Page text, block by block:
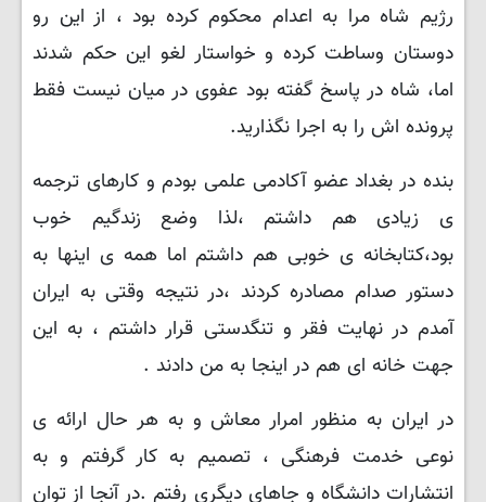
رژیم شاه مرا به اعدام محکوم کرده بود ، از این رو
دوستان وساطت کرده و خواستار لغو این حکم شدند
اما، شاه در پاسخ گفته بود عفوی در میان نیست فقط
پرونده اش را به اجرا نگذارید.
بنده در بغداد عضو آکادمی علمی بودم و کارهای ترجمه
ی زیادی هم داشتم ،لذا وضع زندگیم خوب
بود،کتابخانه ی خوبی هم داشتم اما همه ی اینها به
دستور صدام مصادره کردند ،در نتیجه وقتی به ایران
آمدم در نهایت فقر و تنگدستی قرار داشتم ، به این
جهت خانه ای هم در اینجا به من دادند .
در ایران به منظور امرار معاش و به هر حال ارائه ی
نوعی خدمت فرهنگی ، تصمیم به کار گرفتم و به
انتشارات دانشگاه و جاهای دیگری رفتم .در آنجا از توان